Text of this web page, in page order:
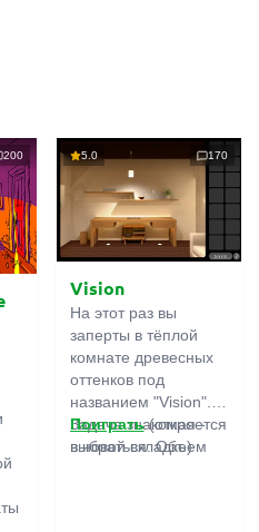
200 5.0 170
Vision
На этот раз вы
заперты в тёплой
комнате древесных
оттенков под
названием "Vision".
Задача знакомая -
выбраться. Объем
Поиграть(откроется
в новой вкладке)